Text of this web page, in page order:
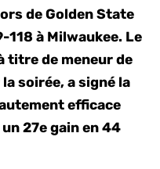
de Golden State
118 à Milwaukee. Le
titre de meneur de
soirée, a signé la
efficace
27e gain en 44